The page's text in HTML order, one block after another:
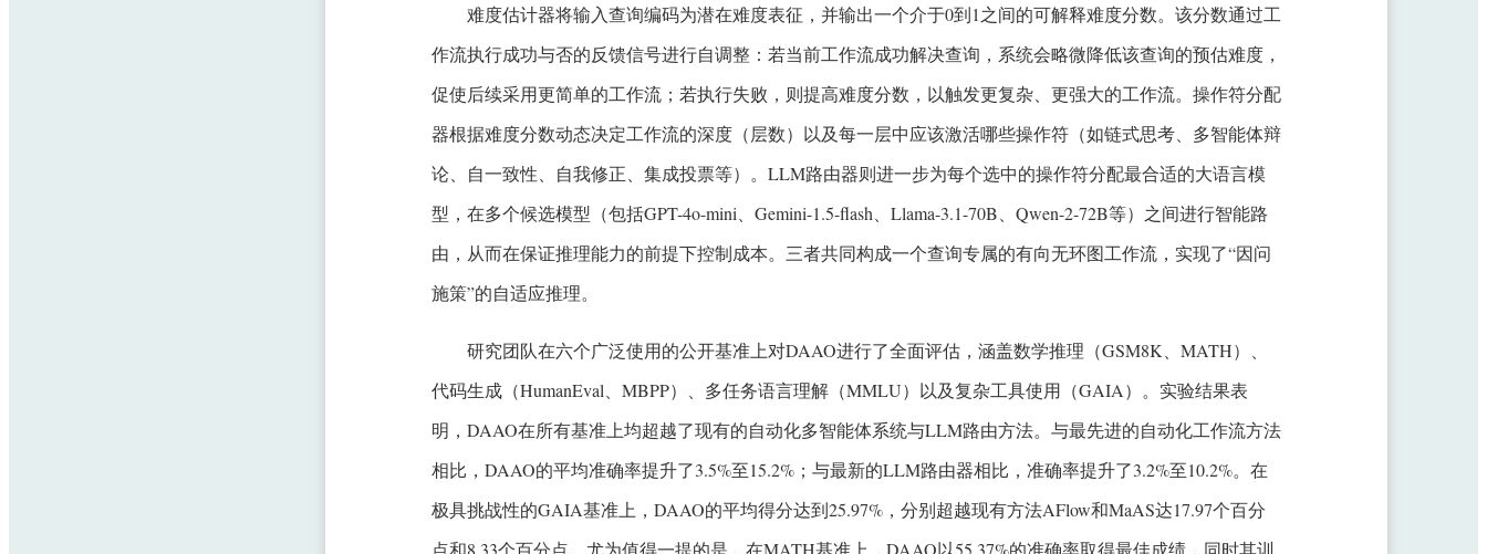
难度估计器将输入查询编码为潜在难度表征，并输出一个介于0到1之间的可解释难度分数。该分数通过工
作流执行成功与否的反馈信号进行自调整：若当前工作流成功解决查询，系统会略微降低该查询的预估难度，
促使后续采用更简单的工作流；若执行失败，则提高难度分数，以触发更复杂、更强大的工作流。操作符分配
器根据难度分数动态决定工作流的深度（层数）以及每一层中应该激活哪些操作符（如链式思考、多智能体辩
论、自一致性、自我修正、集成投票等）。LLM路由器则进一步为每个选中的操作符分配最合适的大语言模
型，在多个候选模型（包括GPT-4o-mini、Gemini-1.5-flash、Llama-3.1-70B、Qwen-2-72B等）之间进行智能路
由，从而在保证推理能力的前提下控制成本。三者共同构成一个查询专属的有向无环图工作流，实现了“因问
施策”的自适应推理。
研究团队在六个广泛使用的公开基准上对DAAO进行了全面评估，涵盖数学推理（GSM8K、MATH）、
代码生成（HumanEval、MBPP）、多任务语言理解（MMLU）以及复杂工具使用（GAIA）。实验结果表
明，DAAO在所有基准上均超越了现有的自动化多智能体系统与LLM路由方法。与最先进的自动化工作流方法
相比，DAAO的平均准确率提升了3.5%至15.2%；与最新的LLM路由器相比，准确率提升了3.2%至10.2%。在
极具挑战性的GAIA基准上，DAAO的平均得分达到25.97%，分别超越现有方法AFlow和MaAS达17.97个百分
点和8.33个百分点。尤为值得一提的是，在MATH基准上，DAAO以55.37%的准确率取得最佳成绩，同时其训